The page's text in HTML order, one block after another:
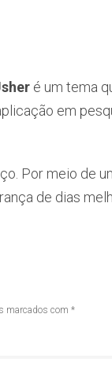
é um tema
em
Por meio de
de dias
marcados com *